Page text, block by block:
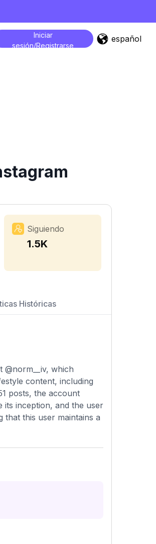
Iniciar
sesión/Registrarse
español
Siguiendo
1.5K
Históricas
which
content, including
posts, the account
its inception, and the user
that this user maintains a